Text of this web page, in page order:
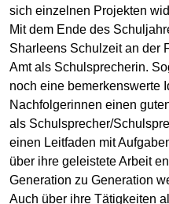
sich einzelnen Projekten
Mit dem Ende des
Sharleens Schulzeit an der
Amt als Schulsprecherin.
noch eine bemerkenswerte
Nachfolgerinnen einen
als Schulsprecher/
einen Leitfaden mit
über ihre geleistete Arbeit
Generation zu Generation
Auch über ihre Tätigkeiten